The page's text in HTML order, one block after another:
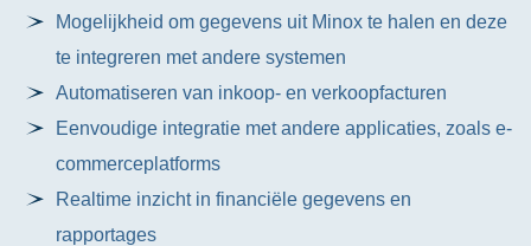
Mogelijkheid om gegevens uit Minox te halen en deze
te integreren met andere systemen
Automatiseren van inkoop- en verkoopfacturen
Eenvoudige integratie met andere applicaties, zoals e-
commerceplatforms
Realtime inzicht in financiële gegevens en
rapportages